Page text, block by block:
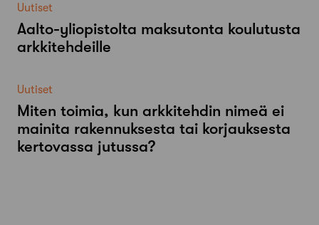
Uutiset
Aalto-​yliopistolta maksutonta koulutusta
arkkitehdeille
Uutiset
Miten toimia, kun arkkitehdin nimeä ei
mainita rakennuksesta tai korjauksesta
kertovassa jutussa?